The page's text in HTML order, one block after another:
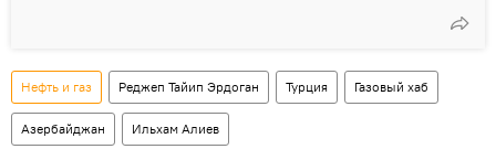
Нефть и газ Реджеп Тайип Эрдоган Турция Газовый хаб
Азербайджан Ильхам Алиев